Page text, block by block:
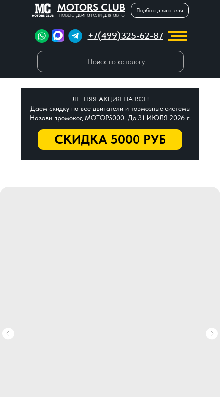
MOTORS CLUB
новые двигатели для авто
Подбор двигателя
+7(499)325-62-87
Поиск по каталогу
СКИДКА 5000 РУБ
ЛЕТНЯЯ АКЦИЯ НА ВСЕ!
Даем скидку на все двигатели и тормозные системы
Назови промокод МОТОР5000. До 31 ИЮЛЯ 2026 г.